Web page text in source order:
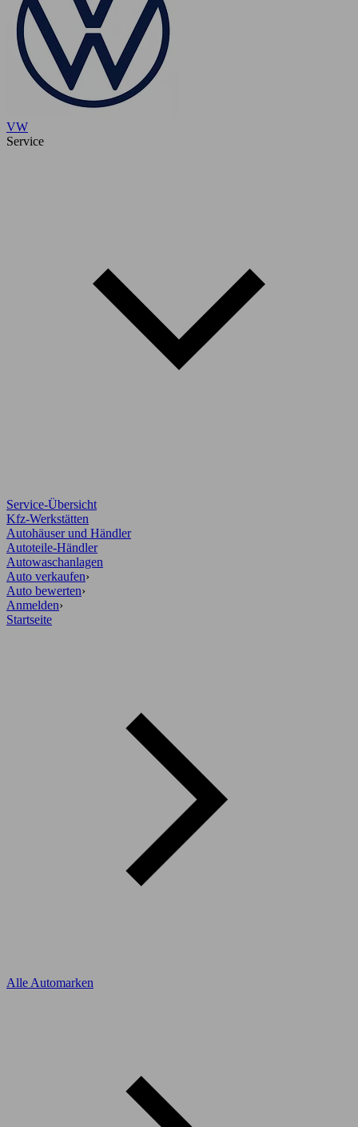
VW
Service
Service-Übersicht
Kfz-Werkstätten
Autohäuser und Händler
Autoteile-Händler
Autowaschanlagen
Auto verkaufen›
Auto bewerten›
Anmelden›
Startseite
Alle Automarken